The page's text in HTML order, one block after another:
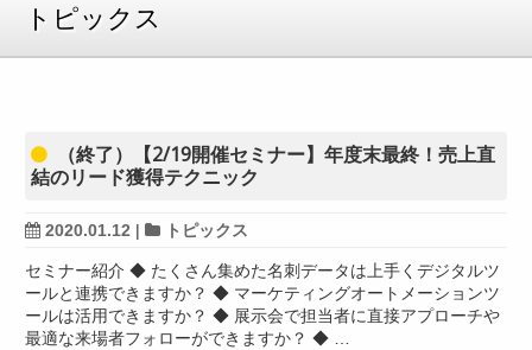
トピックス
（終了）【2/19開催セミナー】年度末最終！売上直
結のリード獲得テクニック
2020.01.12 | トピックス
セミナー紹介 ◆ たくさん集めた名刺データは上手くデジタルツ
ールと連携できますか？ ◆ マーケティングオートメーションツ
ールは活用できますか？ ◆ 展示会で担当者に直接アプローチや
最適な来場者フォローができますか？ ◆ …